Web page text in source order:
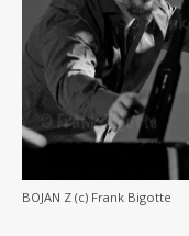
BOJAN Z (c) Frank Bigotte